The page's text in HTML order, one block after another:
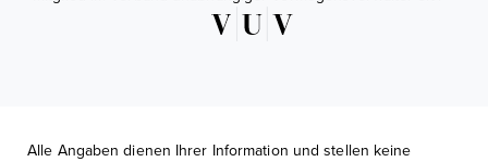
Alle Angaben dienen Ihrer Information und stellen keine